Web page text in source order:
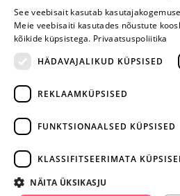
Arvustusi veel
Ole
Kirjuta arvustus ja
+372 668 3282
info@yesyes.ee
See veebisait kasutab
Meie veebisaiti kasutades nõustute
kõikide küpsistega. Privaatsuspoliitika
HÄDAVAJALIKUD KÜPSISED
REKLAAMKÜPSISED
FUNKTSIONAALSED KÜPSISED
KLASSIFITSEERIMATA
NÄITA ÜKSIKASJU